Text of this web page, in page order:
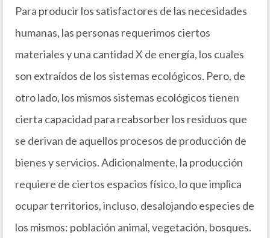
Para producir los satisfactores de las necesidades
humanas, las personas requerimos ciertos
materiales y una cantidad X de energía, los cuales
son extraídos de los sistemas ecológicos. Pero, de
otro lado, los mismos sistemas ecológicos tienen
cierta capacidad para reabsorber los residuos que
se derivan de aquellos procesos de producción de
bienes y servicios. Adicionalmente, la producción
requiere de ciertos espacios físico, lo que implica
ocupar territorios, incluso, desalojando especies de
los mismos: población animal, vegetación, bosques.